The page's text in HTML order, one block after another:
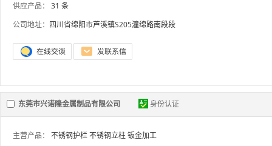
供应产品：
31 条
公司地址： 四川省绵阳市芦溪镇S205潼绵路南段段
东莞市兴诺隆金属制品有限公司 身份认证
主营产品： 不锈钢护栏不锈钢立柱钣金加工